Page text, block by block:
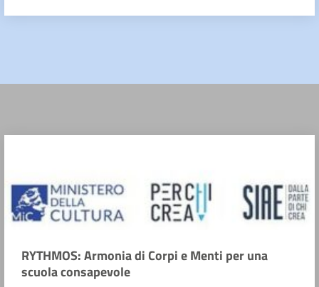
RYTHMOS: Armonia di Corpi e Menti per una
scuola consapevole